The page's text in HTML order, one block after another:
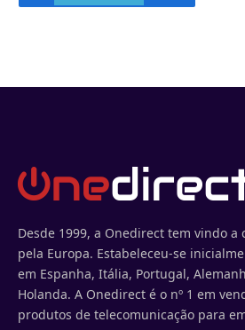
Desde 1999, a Onedirect tem vindo a
pela Europa. Estabeleceu-se
em Espanha, Itália, Portugal,
Holanda. A Onedirect é o nº 1 em
produtos de telecomunicação para